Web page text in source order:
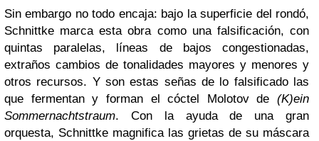
Sin embargo no todo encaja: bajo la superficie del rondó,
Schnittke marca esta obra como una falsificación, con
quintas paralelas, líneas de bajos congestionadas,
extraños cambios de tonalidades mayores y menores y
otros recursos. Y son estas señas de lo falsificado las
que fermentan y forman el cóctel Molotov de (K)ein
Sommernachtstraum. Con la ayuda de una gran
orquesta, Schnittke magnifica las grietas de su máscara